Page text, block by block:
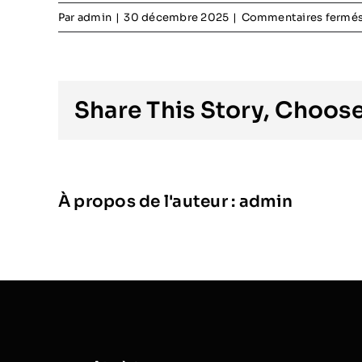
Par admin | 30 décembre 2025 | Commentaires
Share This Story,
À propos de l'auteur : admin